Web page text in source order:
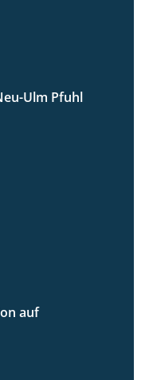
7:10
Ulm Pfuhl
auf